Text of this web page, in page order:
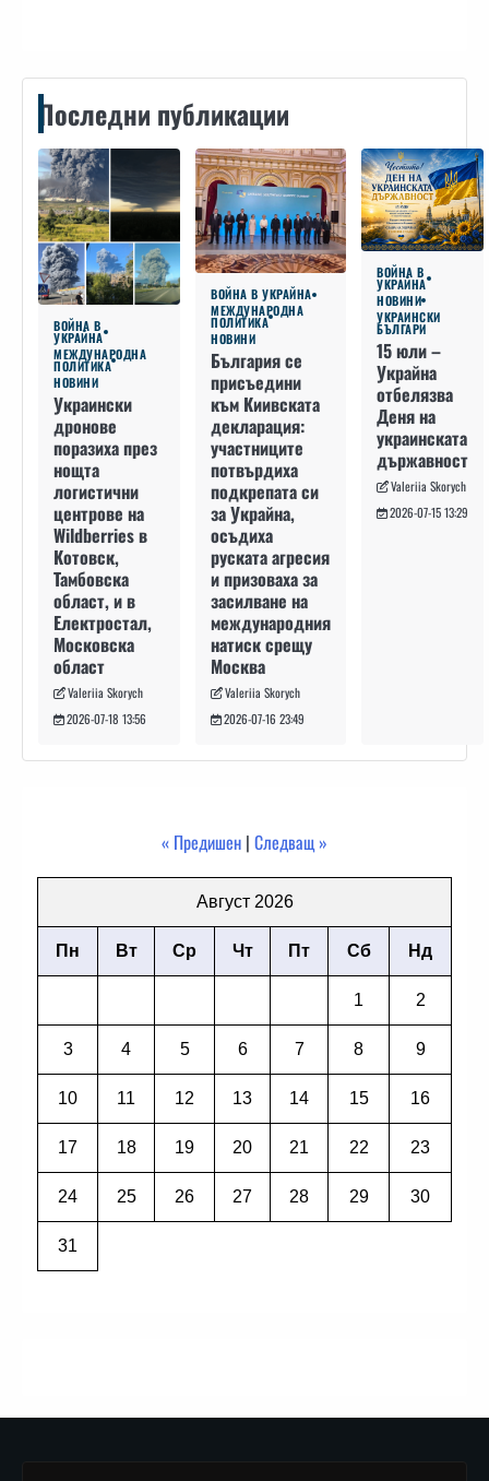
Последни публикации
ВОЙНА В
УКРАЙНА
МЕЖДУНАРОДНА
ПОЛИТИКА
НОВИНИ
Украински
дронове
поразиха през
нощта
логистични
центрове на
Wildberries в
Котовск,
Тамбовска
област, и в
Електростал,
Московска
област
Valeriia Skorych
2026-07-18 13:56
ВОЙНА В УКРАЙНА
МЕЖДУНАРОДНА
ПОЛИТИКА
НОВИНИ
България се
присъедини
към Киивската
декларация:
участниците
потвърдиха
подкрепата си
за Украйна,
осъдиха
руската агресия
и призоваха за
засилване на
международния
натиск срещу
Москва
Valeriia Skorych
2026-07-16 23:49
ВОЙНА В
УКРАЙНА
НОВИНИ
УКРАИНСКИ
БЪЛГАРИ
15 юли –
Украйна
отбелязва
Деня на
украинската
държавност
Valeriia Skorych
2026-07-15 13:29
« Предишен | Следващ »
Август 2026
Пн Вт Ср Чт Пт Сб Нд
1 2
3 4 5 6 7 8 9
10 11 12 13 14 15 16
17 18 19 20 21 22 23
24 25 26 27 28 29 30
31